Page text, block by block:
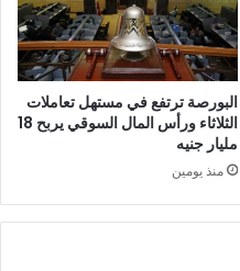
البورصة ترتفع في مستهل تعاملات
الثلاثاء ورأس المال السوقي يربح 18
مليار جنيه
منذ يومين